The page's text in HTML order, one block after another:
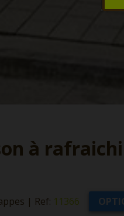
à
| Ref: 11366